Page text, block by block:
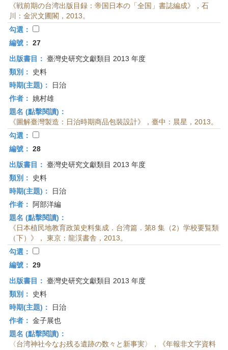
《戦前期の台湾出版目録：帝国日本の「全国」書誌編成》，石
川：金沢文圃閣，2013。
勾選：
編號： 27
出版書目： 臺灣史研究文獻類目 2013 年度
類別：
史料
時期(主題)：
日治
作者： 姚村雄
題名 (點擊閱讀)：
《圖解臺灣製造：日治時期商品包裝設計》，臺中：晨星，2013。
勾選：
編號： 28
出版書目： 臺灣史研究文獻類目 2013 年度
類別：
史料
時期(主題)：
日治
作者：
阿部洋編
題名 (點擊閱讀)：
《日本植民地教育政策史料集成．台湾篇．第8 集（2）学校要覧類
（下）》， 東京：龍渓書舎，2013。
勾選：
編號： 29
出版書目： 臺灣史研究文獻類目 2013 年度
類別：
史料
時期(主題)：
日治
作者： 金子展也
題名 (點擊閱讀)：
〈台湾神社今なお残る遺跡の数々と新事実〉，《年報非文字資料